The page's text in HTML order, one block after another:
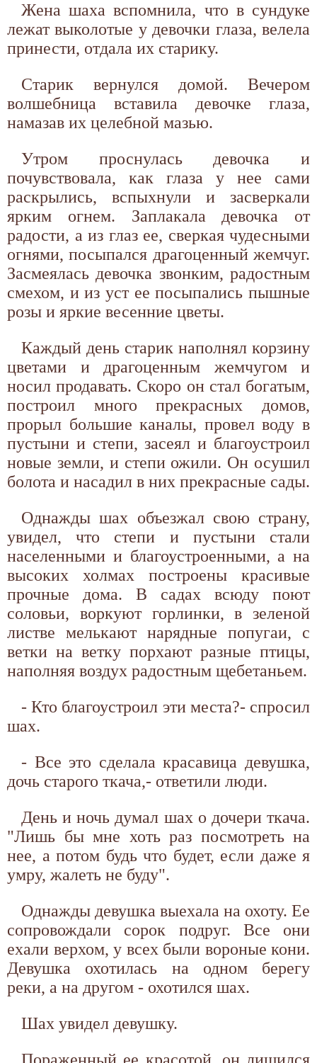
Жена шаха вспомнила, что в сундуке
лежат выколотые у девочки глаза, велела
принести, отдала их старику.
Старик вернулся домой. Вечером
волшебница вставила девочке глаза,
намазав их целебной мазью.
Утром проснулась девочка и
почувствовала, как глаза у нее сами
раскрылись, вспыхнули и засверкали
ярким огнем. Заплакала девочка от
радости, а из глаз ее, сверкая чудесными
огнями, посыпался драгоценный жемчуг.
Засмеялась девочка звонким, радостным
смехом, и из уст ее посыпались пышные
розы и яркие весенние цветы.
Каждый день старик наполнял корзину
цветами и драгоценным жемчугом и
носил продавать. Скоро он стал богатым,
построил много прекрасных домов,
прорыл большие каналы, провел воду в
пустыни и степи, засеял и благоустроил
новые земли, и степи ожили. Он осушил
болота и насадил в них прекрасные сады.
Однажды шах объезжал свою страну,
увидел, что степи и пустыни стали
населенными и благоустроенными, а на
высоких холмах построены красивые
прочные дома. В садах всюду поют
соловьи, воркуют горлинки, в зеленой
листве мелькают нарядные попугаи, с
ветки на ветку порхают разные птицы,
наполняя воздух радостным щебетаньем.
- Кто благоустроил эти места?- спросил
шах.
- Все это сделала красавица девушка,
дочь старого ткача,- ответили люди.
День и ночь думал шах о дочери ткача.
"Лишь бы мне хоть раз посмотреть на
нее, а потом будь что будет, если даже я
умру, жалеть не буду".
Однажды девушка выехала на охоту. Ее
сопровождали сорок подруг. Все они
ехали верхом, у всех были вороные кони.
Девушка охотилась на одном берегу
реки, а на другом - охотился шах.
Шах увидел девушку.